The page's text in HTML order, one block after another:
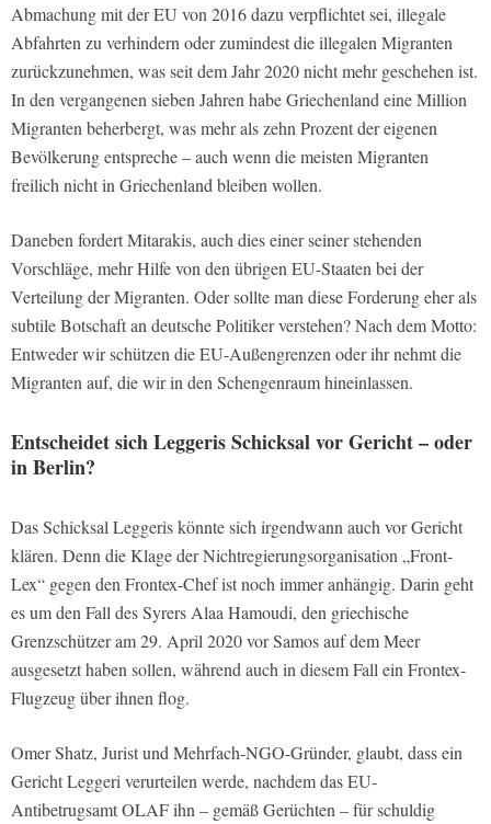
Abmachung mit der EU von 2016 dazu verpflichtet sei, illegale
Abfahrten zu verhindern oder zumindest die illegalen Migranten
zurückzunehmen, was seit dem Jahr 2020 nicht mehr geschehen ist.
In den vergangenen sieben Jahren habe Griechenland eine Million
Migranten beherbergt, was mehr als zehn Prozent der eigenen
Bevölkerung entspreche – auch wenn die meisten Migranten
freilich nicht in Griechenland bleiben wollen.
Daneben fordert Mitarakis, auch dies einer seiner stehenden
Vorschläge, mehr Hilfe von den übrigen EU-Staaten bei der
Verteilung der Migranten. Oder sollte man diese Forderung eher als
subtile Botschaft an deutsche Politiker verstehen? Nach dem Motto:
Entweder wir schützen die EU-Außengrenzen oder ihr nehmt die
Migranten auf, die wir in den Schengenraum hineinlassen.
Entscheidet sich Leggeris Schicksal vor Gericht – oder
in Berlin?
Das Schicksal Leggeris könnte sich irgendwann auch vor Gericht
klären. Denn die Klage der Nichtregierungsorganisation „Front-
Lex“ gegen den Frontex-Chef ist noch immer anhängig. Darin geht
es um den Fall des Syrers Alaa Hamoudi, den griechische
Grenzschützer am 29. April 2020 vor Samos auf dem Meer
ausgesetzt haben sollen, während auch in diesem Fall ein Frontex-
Flugzeug über ihnen flog.
Omer Shatz, Jurist und Mehrfach-NGO-Gründer, glaubt, dass ein
Gericht Leggeri verurteilen werde, nachdem das EU-
Antibetrugsamt OLAF ihn – gemäß Gerüchten – für schuldig